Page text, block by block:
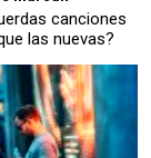
canciones
las nuevas?